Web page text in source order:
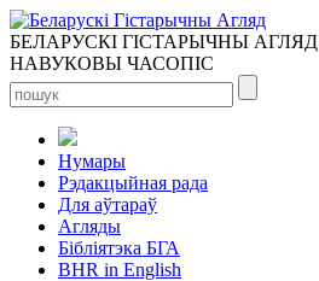
БЕЛАРУСКІ ГІСТАРЫЧНЫ АГЛЯД
НАВУКОВЫ ЧАСОПІС
Нумары
Рэдакцыйная рада
Для аўтараў
Агляды
Бібліятэка БГА
BHR in English